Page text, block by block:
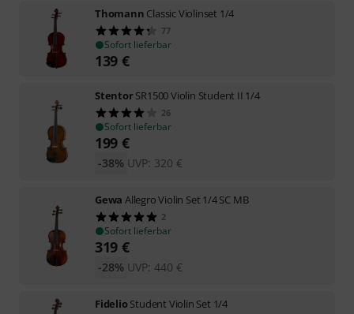
Thomann Classic Violinset 1/4
77
Sofort lieferbar
139 €
StentorSR1500 Violin Student II 1/4
26
Sofort lieferbar
199 €
UVP: 320 €
-38%
Gewa Allegro Violin Set 1/4 SC MB
2
Sofort lieferbar
319 €
UVP: 440 €
-28%
FidelioStudent Violin Set 1/4